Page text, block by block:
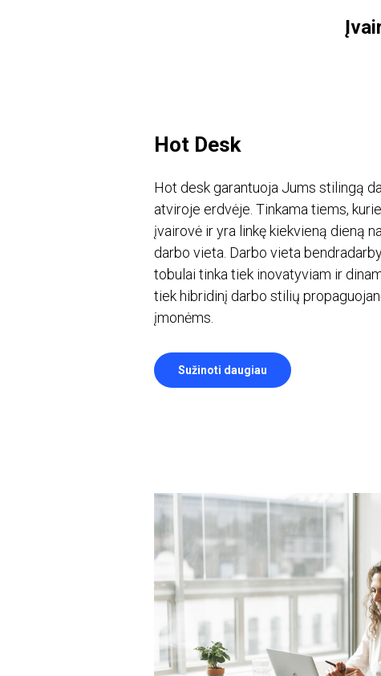
Hot Desk
Hot desk garantuoja Jums stilingą
atviroje erdvėje. Tinkama tiems,
įvairovė ir yra linkę kiekvieną dieną
darbo vieta. Darbo vieta
tobulai tinka tiek inovatyviam ir
tiek hibridinį darbo stilių
įmonėms.
Sužinoti daugiau